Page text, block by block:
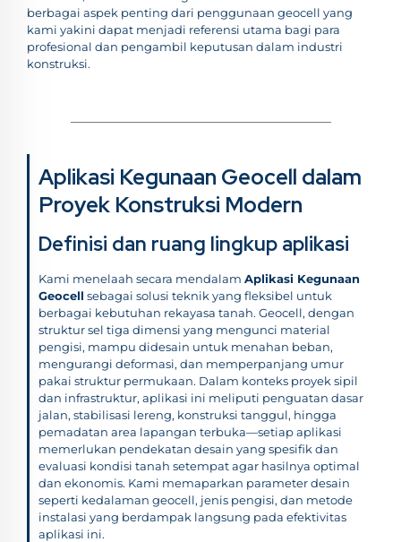
berbagai aspek penting dari penggunaan geocell yang
kami yakini dapat menjadi referensi utama bagi para
profesional dan pengambil keputusan dalam industri
konstruksi.
Aplikasi Kegunaan Geocell dalam
Proyek Konstruksi Modern
Definisi dan ruang lingkup aplikasi
Kami menelaah secara mendalam Aplikasi Kegunaan
Geocell sebagai solusi teknik yang fleksibel untuk
berbagai kebutuhan rekayasa tanah. Geocell, dengan
struktur sel tiga dimensi yang mengunci material
pengisi, mampu didesain untuk menahan beban,
mengurangi deformasi, dan memperpanjang umur
pakai struktur permukaan. Dalam konteks proyek sipil
dan infrastruktur, aplikasi ini meliputi penguatan dasar
jalan, stabilisasi lereng, konstruksi tanggul, hingga
pemadatan area lapangan terbuka—setiap aplikasi
memerlukan pendekatan desain yang spesifik dan
evaluasi kondisi tanah setempat agar hasilnya optimal
dan ekonomis. Kami memaparkan parameter desain
seperti kedalaman geocell, jenis pengisi, dan metode
instalasi yang berdampak langsung pada efektivitas
aplikasi ini.